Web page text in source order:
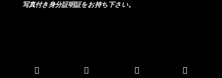
写真付き身分証明証をお持ち下さい。